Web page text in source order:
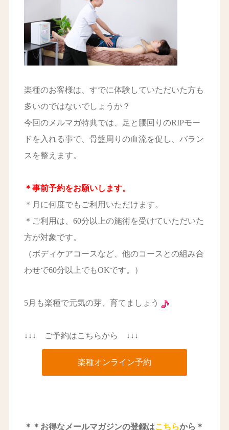
楽種のお客様は、すでに体験していただいた方も
多いのではないでしょうか？
今回のメルマガ特典では、足と腰回りのRIPモー
ドを入れる事で、骨盤周りの血流を促し、バラン
スを整えます。
＊事前予約をお願いします。
＊月に何度でもご利用いただけます。
＊ご利用は、60分以上の施術を受けていただいた
方が対象です。
（ボディケアコースなど、他のコースとの組み合
わせで60分以上でもOKです。）
5月も楽種で元気の芽、育てましょう
↓↓↓ ご予約はこちらから ↓↓↓
楽種オンライン予約
＊＊お得なメールマガジンの登録はこちらから＊